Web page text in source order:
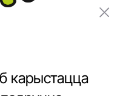
карыстацца